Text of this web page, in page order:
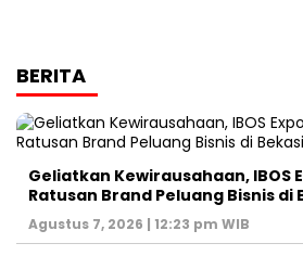
BERITA
‎Geliatkan Kewirausahaan, IBOS
Ratusan Brand Peluang Bisnis di
Agustus 7, 2026 | 12:23 pm WIB